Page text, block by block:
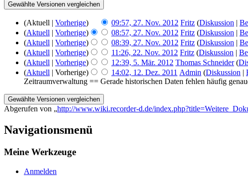
(Aktuell | Vorherige) 09:57, 27. Nov. 2012 Fritz (Diskussion
(Aktuell Vorherige) 08:57, 27. Nov. 2012 Fritz (Diskussion
(Aktuell Vorherige) 08:39, 27. Nov. 2012 Fritz (Diskussion
(Aktuell Vorherige) 11:26, 22. Nov. 2012 Fritz (Diskussion
(Aktuell Vorherige) 12:39, 5. Mär. 2012 Thomas Schneider (
(Aktuell | Vorherige) 14:02, 12. Dez. 2011 Admin (Diskussion
Zeitraumverwaltung == Gerade historischen Daten fehlen häufig
Abgerufen von „http://www.wiki.recorder-d.de/
Navigationsmenü
Meine Werkzeuge
Anmelden